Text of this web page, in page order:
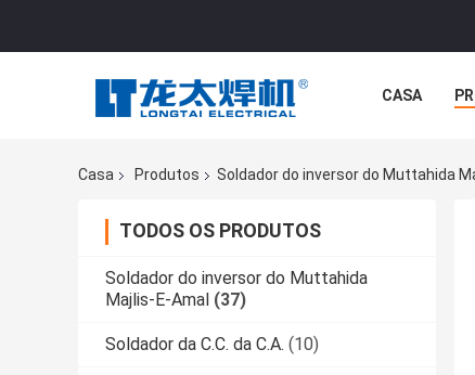
CASA
Casa Produtos Soldador do inversor do Muttahida
TODOS OS PRODUTOS
Soldador do inversor do Muttahida
Majlis-E-Amal (37)
Soldador da C.C. da C.A. (10)